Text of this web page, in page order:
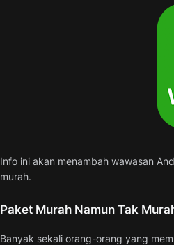
Info ini akan menambah wawasan
murah.
Paket Murah Namun Tak
Banyak sekali orang-orang yang